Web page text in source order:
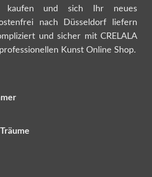
kaufen und sich Ihr neues
nach Düsseldorf liefern
und sicher mit CRELALA
Kunst Online Shop.